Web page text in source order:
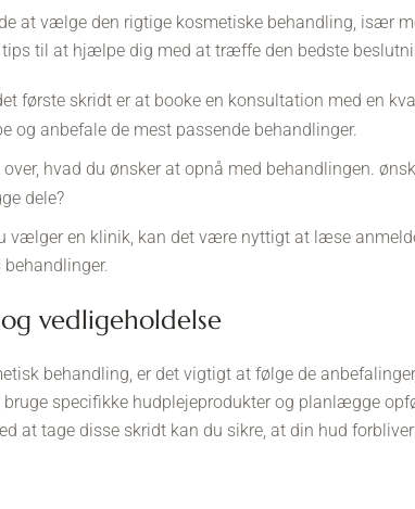
at vælge den rigtige kosmetiske behandling, især
til at hjælpe dig med at træffe den bedste
første skridt er at booke en konsultation med en
og anbefale de mest passende behandlinger.
hvad du ønsker at opnå med behandlingen.
dele?
vælger en klinik, kan det være nyttigt at læse
vedligeholdelse
behandling, er det vigtigt at følge de
specifikke hudplejeprodukter og planlægge
at tage disse skridt kan du sikre, at din hud